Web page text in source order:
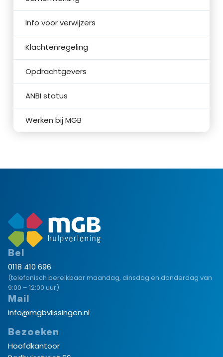
Info voor verwijzers
Klachtenregeling
Opdrachtgevers
ANBI status
Werken bij MGB
Bel
0118 410 696
(telefonisch bereikbaar maandag, dinsdag en donderdag van
9:00 – 12:00 uur)
Mail
info@mgbvlissingen.nl
Bezoeken
Hoofdkantoor